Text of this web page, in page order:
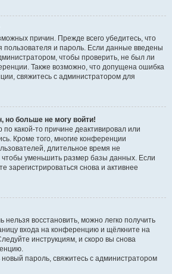
причин. Прежде всего убедитесь, что
пользователя и пароль. Если данные введены
чтобы проверить, не был ли
Также возможно, что допущена ошибка
свяжитесь с администратором для
но больше не могу войти!
какой-то причине деактивировал или
Кроме того, многие конференции
длительное время не
уменьшить размер базы данных. Если
зарегистрироваться снова и активнее
нельзя восстановить, можно легко получить
входа на конференцию и щёлкните на
инструкциям, и скоро вы снова
новый пароль, свяжитесь с администратором